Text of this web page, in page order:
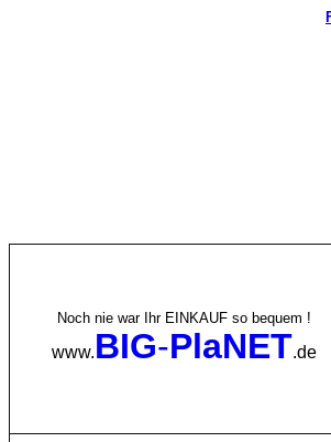
Noch nie war Ihr EINKAUF so bequem !
www.BIG-PlaNET.de